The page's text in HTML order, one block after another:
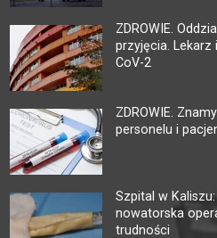
ZDROWIE.
przyjęcia. Lekarz
CoV-2
ZDROWIE.
personelu i
Szpital w
nowatorska
trudności